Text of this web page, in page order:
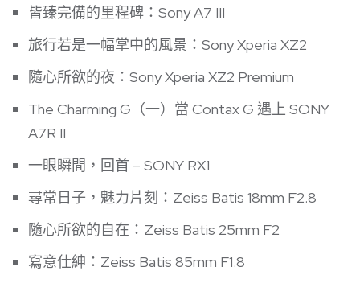
皆臻完備的里程碑：Sony A7 III
旅行若是一幅掌中的風景：Sony Xperia XZ2
隨心所欲的夜：Sony Xperia XZ2 Premium
The Charming G（一）當 Contax G 遇上 SONY
A7R II
一眼瞬間，回首 – SONY RX1
尋常日子，魅力片刻：Zeiss Batis 18mm F2.8
隨心所欲的自在：Zeiss Batis 25mm F2
寫意仕紳：Zeiss Batis 85mm F1.8